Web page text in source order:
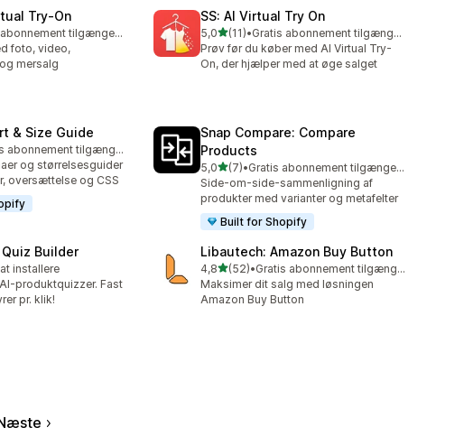
Try‑On
Gratis abonnement tilgængeligt
foto, video,
mersalg
SS: AI Virtual Try On
5,0ud af 5 stjerner
(11)
11 anmeldelser i alt
•
Gratis abonnement tilgængeligt
Prøv før du køber med AI Virtual Try-
On, der hjælper med at øge salget
& Size Guide
alt
Gratis abonnement tilgængeligt
og størrelsesguider
oversættelse og CSS
Snap Compare: Compare
Products
5,0ud af 5 stjerner
(7)
7 anmeldelser i alt
•
Gratis abonnement tilgængeligt
Side-om-side-sammenligning af
produkter med varianter og metafelter
Built for Shopify
Quiz Builder
installere
produktquizzer. Fast
pr. klik!
Libautech: Amazon Buy Button
4,8ud af 5 stjerner
(52)
52 anmeldelser i alt
•
Gratis abonnement tilgængeligt
Maksimer dit salg med løsningen
Amazon Buy Button